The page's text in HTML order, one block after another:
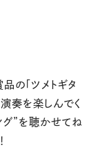
の「ツメトギタ
演奏を楽しんでく
グ”を聴かせてね